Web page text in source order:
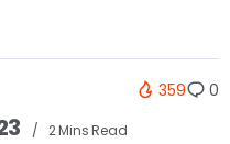
2 Mins Read
359 0